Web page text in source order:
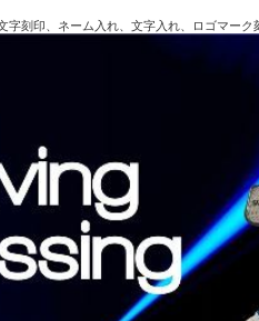
刻印、ネーム入れ、文字入れ、ロゴマー